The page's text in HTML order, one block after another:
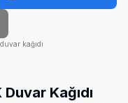
kağıdı
Kağıdı